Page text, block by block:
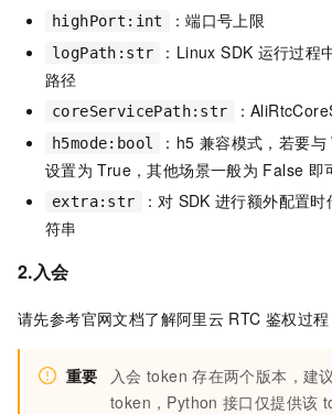
highPort:int ：端口号上限
logPath:str ：Linux SDK 运行过程
路径
coreServicePath:str ：
h5mode:bool ：h5 兼容模式，若要与
设置为 True，其他场景一般为 False 即
extra:str ：对 SDK 进行额外配置时
符串
2.入会
请先参考官网文档了解阿里云 RTC 鉴权过程
重要 入会 token 存在两个版本，建
token，Python 接口仅提供该